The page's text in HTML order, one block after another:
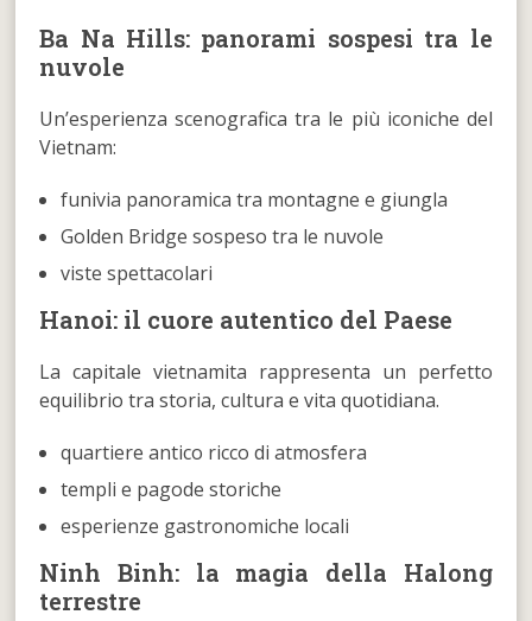
Ba Na Hills: panorami sospesi tra le
nuvole
Un’esperienza scenografica tra le più iconiche del
Vietnam:
funivia panoramica tra montagne e giungla
Golden Bridge sospeso tra le nuvole
viste spettacolari
Hanoi: il cuore autentico del Paese
La capitale vietnamita rappresenta un perfetto
equilibrio tra storia, cultura e vita quotidiana.
quartiere antico ricco di atmosfera
templi e pagode storiche
esperienze gastronomiche locali
Ninh Binh: la magia della Halong
terrestre